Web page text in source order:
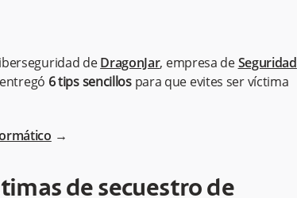
deDragonJar, empresa deSeguridad
6 tips sencillospara que evites ser víctima
→
de secuestro de